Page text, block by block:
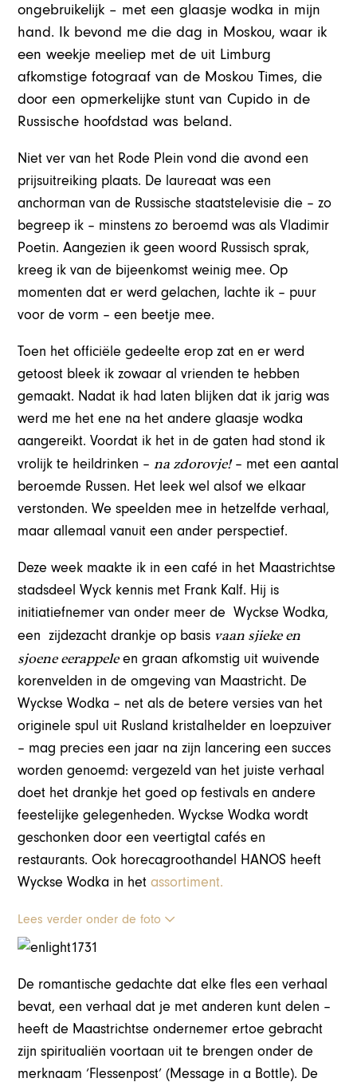
ongebruikelijk – met een glaasje wodka in mijn
hand. Ik bevond me die dag in Moskou, waar ik
een weekje meeliep met de uit Limburg
afkomstige fotograaf van de Moskou Times, die
door een opmerkelijke stunt van Cupido in de
Russische hoofdstad was beland.
Niet ver van het Rode Plein vond die avond een
prijsuitreiking plaats. De laureaat was een
anchorman van de Russische staatstelevisie die – zo
begreep ik – minstens zo beroemd was als Vladimir
Poetin. Aangezien ik geen woord Russisch sprak,
kreeg ik van de bijeenkomst weinig mee. Op
momenten dat er werd gelachen, lachte ik – puur
voor de vorm – een beetje mee.
Toen het officiële gedeelte erop zat en er werd
getoost bleek ik zowaar al vrienden te hebben
gemaakt. Nadat ik had laten blijken dat ik jarig was
werd me het ene na het andere glaasje wodka
aangereikt. Voordat ik het in de gaten had stond ik
vrolijk te heildrinken –na zdorovje!– met een aantal
beroemde Russen. Het leek wel alsof we elkaar
verstonden. We speelden mee in hetzelfde verhaal,
maar allemaal vanuit een ander perspectief.
Deze week maakte ik in een café in het Maastrichtse
stadsdeel Wyck kennis met Frank Kalf. Hij is
initiatiefnemer van onder meer de Wyckse Wodka,
een zijdezacht drankje op basis vaan sjieke en
sjoene eerappeleen graan afkomstig uit wuivende
korenvelden in de omgeving van Maastricht. De
Wyckse Wodka – net als de betere versies van het
originele spul uit Rusland kristalhelder en loepzuiver
– mag precies een jaar na zijn lancering een succes
worden genoemd: vergezeld van het juiste verhaal
doet het drankje het goed op festivals en andere
feestelijke gelegenheden. Wyckse Wodka wordt
geschonken door een veertigtal cafés en
restaurants. Ook horecagroothandel HANOS heeft
Wyckse Wodka in hetassortiment.
Lees verder onder de foto
De romantische gedachte dat elke fles een verhaal
bevat, een verhaal dat je met anderen kunt delen –
heeft de Maastrichtse ondernemer ertoe gebracht
zijn spiritualiën voortaan uit te brengen onder de
merknaam ‘Flessenpost’ (Message in a Bottle). De